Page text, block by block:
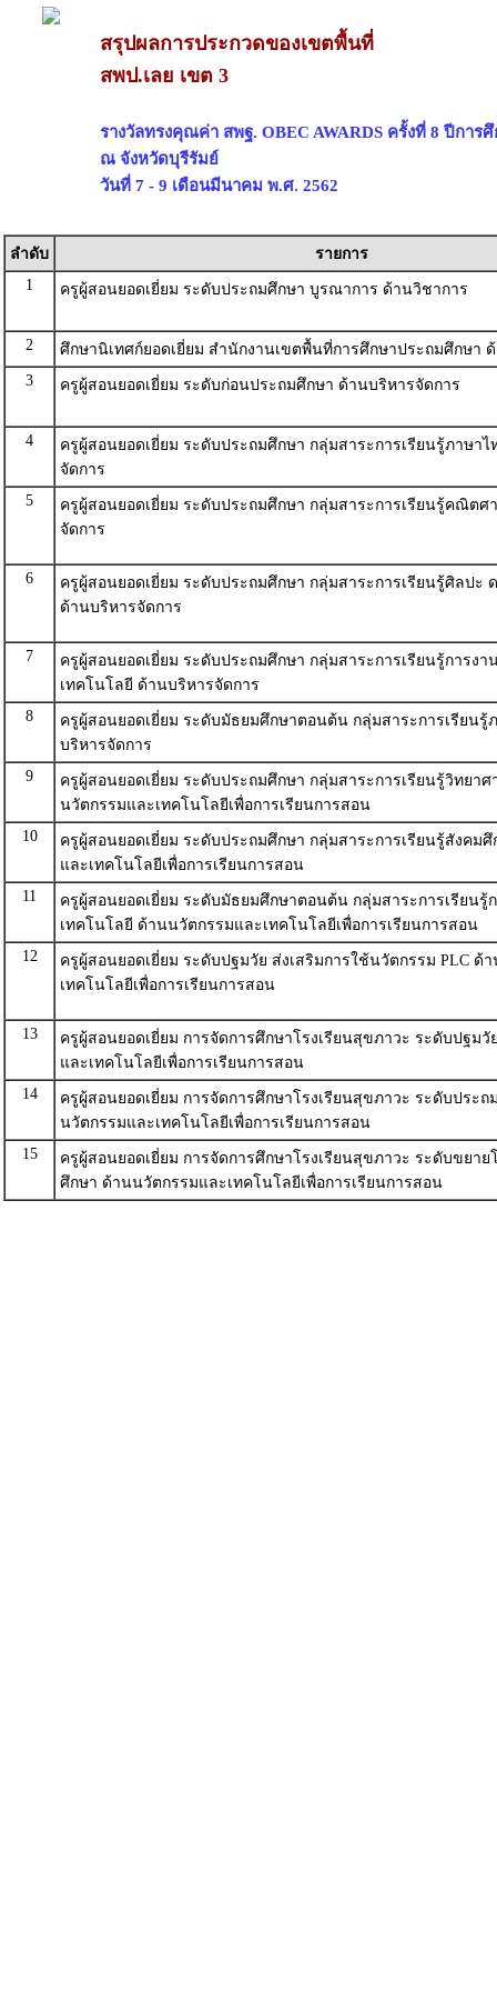
สรุปผลการประกวดของเขตพื้นที่
สพป.เลย เขต 3
รางวัลทรงคุณค่า สพฐ. OBEC AWARDS ครั้งที่ 8 ปีการ
ณ จังหวัดบุรีรัมย์
วันที่ 7 - 9 เดือนมีนาคม พ.ศ. 2562
ลำดับ
รายการ
1
ครูผู้สอนยอดเยี่ยม ระดับประถมศึกษา บูรณาการ ด้านวิชาการ
2
ศึกษานิเทศก์ยอดเยี่ยม สำนักงานเขตพื้นที่การศึกษาประถมศึกษา
3
ครูผู้สอนยอดเยี่ยม ระดับก่อนประถมศึกษา ด้านบริหารจัดการ
4
ครูผู้สอนยอดเยี่ยม ระดับประถมศึกษา กลุ่มสาระการเรียนรู้ภาษา
จัดการ
5
ครูผู้สอนยอดเยี่ยม ระดับประถมศึกษา กลุ่มสาระการเรียนรู้คณิตศ
จัดการ
6
ครูผู้สอนยอดเยี่ยม ระดับประถมศึกษา กลุ่มสาระการเรียนรู้ศิลปะ
ด้านบริหารจัดการ
7
ครูผู้สอนยอดเยี่ยม ระดับประถมศึกษา กลุ่มสาระการเรียนรู้การง
เทคโนโลยี ด้านบริหารจัดการ
8
ครูผู้สอนยอดเยี่ยม ระดับมัธยมศึกษาตอนต้น กลุ่มสาระการเรียนรู้
บริหารจัดการ
9
ครูผู้สอนยอดเยี่ยม ระดับประถมศึกษา กลุ่มสาระการเรียนรู้วิทยา
นวัตกรรมและเทคโนโลยีเพื่อการเรียนการสอน
10
ครูผู้สอนยอดเยี่ยม ระดับประถมศึกษา กลุ่มสาระการเรียนรู้สังคม
และเทคโนโลยีเพื่อการเรียนการสอน
11
ครูผู้สอนยอดเยี่ยม ระดับมัธยมศึกษาตอนต้น กลุ่มสาระการเรียนรู้
เทคโนโลยี ด้านนวัตกรรมและเทคโนโลยีเพื่อการเรียนการสอน
12
ครูผู้สอนยอดเยี่ยม ระดับปฐมวัย ส่งเสริมการใช้นวัตกรรม PLC ด้
เทคโนโลยีเพื่อการเรียนการสอน
13
ครูผู้สอนยอดเยี่ยม การจัดการศึกษาโรงเรียนสุขภาวะ ระดับปฐม
และเทคโนโลยีเพื่อการเรียนการสอน
14
ครูผู้สอนยอดเยี่ยม การจัดการศึกษาโรงเรียนสุขภาวะ ระดับประ
นวัตกรรมและเทคโนโลยีเพื่อการเรียนการสอน
15
ครูผู้สอนยอดเยี่ยม การจัดการศึกษาโรงเรียนสุขภาวะ ระดับขยาย
ศึกษา ด้านนวัตกรรมและเทคโนโลยีเพื่อการเรียนการสอน